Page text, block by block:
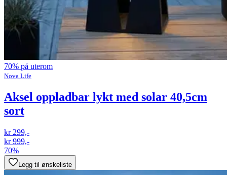
70% på uterom
Nova Life
Aksel oppladbar lykt med solar 40,5cm
sort
kr 299,-
kr 999,-
70%
Legg til ønskeliste